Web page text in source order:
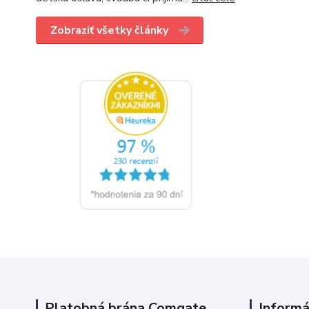
Zobraziť všetky články